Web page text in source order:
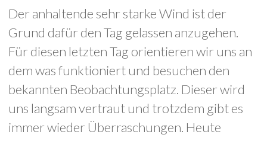
Der anhaltende sehr starke Wind ist der
Grund dafür den Tag gelassen anzugehen.
Für diesen letzten Tag orientieren wir uns an
dem was funktioniert und besuchen den
bekannten Beobachtungsplatz. Dieser wird
uns langsam vertraut und trotzdem gibt es
immer wieder Überraschungen. Heute